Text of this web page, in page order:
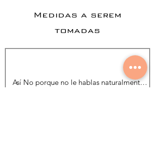
Medidas a serem
tomadas